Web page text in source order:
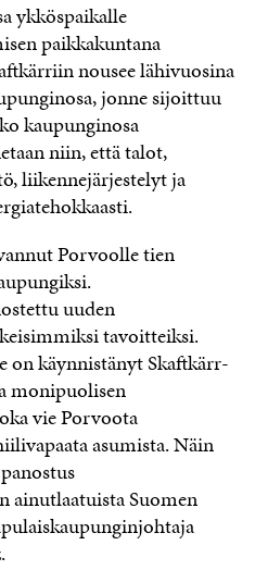
ykköspaikalle
paikkakuntana
nousee lähivuosina
jonne sijoittuu
kaupunginosa
niin, että talot,
liikennejärjestelyt ja
Porvoolle tien
uuden
tavoitteiksi.
käynnistänyt Skaftkärr-
monipuolisen
vie Porvoota
asumista. Näin
ainutlaatuista Suomen
.